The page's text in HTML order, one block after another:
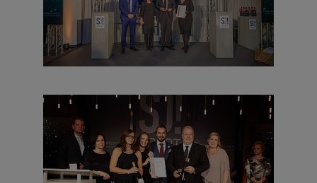
das beliebteste Große